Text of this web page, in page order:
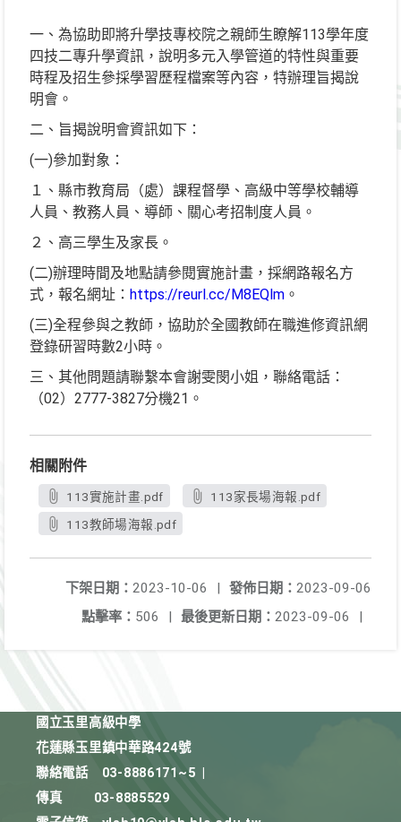
一、為協助即將升學技專校院之親師生瞭解113學年度
四技二專升學資訊，說明多元入學管道的特性與重要
時程及招生參採學習歷程檔案等內容，特辦理旨揭說
明會。
二、旨揭說明會資訊如下：
(一)參加對象：
１、縣市教育局（處）課程督學、高級中等學校輔導
人員、教務人員、導師、關心考招制度人員。
２、高三學生及家長。
(二)辦理時間及地點請參閱實施計畫，採網路報名方
式，報名網址： https://reurl.cc/M8EQlm 。
(三)全程參與之教師，協助於全國教師在職進修資訊網
登錄研習時數2小時。
三、其他問題請聯繫本會謝雯閔小姐，聯絡電話：
（02）2777-3827分機21。
相關附件
113實施計畫.pdf
113家長場海報.pdf
113教師場海報.pdf
發佈日期： 2023-09-06
下架日期： 2023-10-06
|
最後更新日期： 2023-09-06 |
點擊率： 506 |
國立玉里高級中學
花蓮縣玉里鎮中華路424號
聯絡電話
03-8886171~5
傳真
03-8885529